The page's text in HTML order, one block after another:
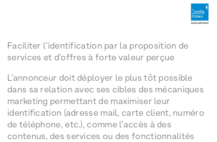
Faciliter l’identification par la proposition de
services et d’offres à forte valeur perçue
L’annonceur doit déployer le plus tôt possible
dans sa relation avec ses cibles des mécaniques
marketing permettant de maximiser leur
identification (adresse mail, carte client, numéro
de téléphone, etc.), comme l’accès à des
contenus, des services ou des fonctionnalités